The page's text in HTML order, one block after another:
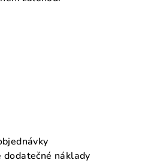
dodatečné náklady